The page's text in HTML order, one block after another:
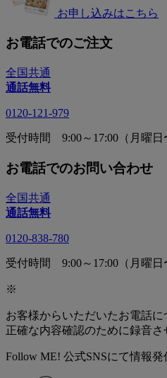
お申し込みはこちら
お電話でのご注文
全国共通
通話無料
0120-121-979
受付時間 9:00～17:00（月曜日
お電話でのお問い合わせ
全国共通
通話無料
0120-838-780
受付時間 9:00～17:00（月曜日
※
お客様からいただいたお電話に
正確な内容確認のために録音さ
Follow ME! 公式SNSにて情報発